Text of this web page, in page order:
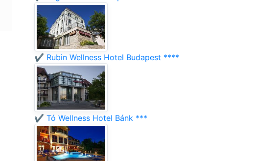
✔️ Rubin Wellness Hotel Budapest ****
✔️ Tó Wellness Hotel Bánk ***